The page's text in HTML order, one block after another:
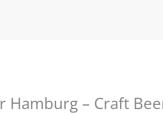
Hamburg – Craft